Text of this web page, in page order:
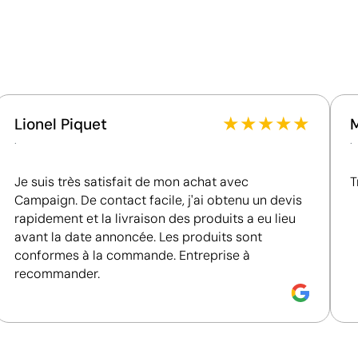
Fournisseur lié à une usine auditée selon une norme
reconnue, garantissant la vérification des
conditions de travail.
entreprises en matière de performance ESG.
Fournisseur certifié ISO 14001, attestant d'un
système de gestion environnementale structuré.
Lionel Piquet
.
★★★★★
Je suis très satisfait de mon achat avec
Campaign. De contact facile, j'ai obtenu un devis
rapidement et la livraison des produits a eu lieu
avant la date annoncée. Les produits sont
conformes à la commande. Entreprise à
recommander.
.